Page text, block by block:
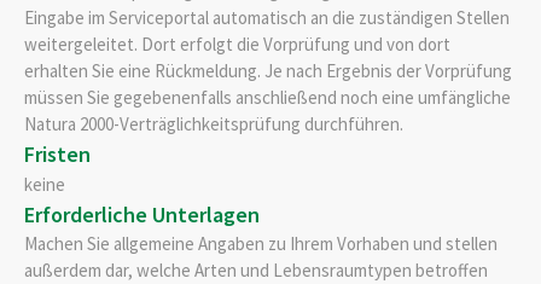
Eingabe im Serviceportal automatisch an die zuständigen Stellen
weitergeleitet. Dort erfolgt die Vorprüfung und von dort
erhalten Sie eine Rückmeldung. Je nach Ergebnis der Vorprüfung
müssen Sie gegebenenfalls anschließend noch eine umfängliche
Natura 2000-Verträglichkeitsprüfung durchführen.
Fristen
keine
Erforderliche Unterlagen
Machen Sie allgemeine Angaben zu Ihrem Vorhaben und stellen
außerdem dar, welche Arten und Lebensraumtypen betroffen